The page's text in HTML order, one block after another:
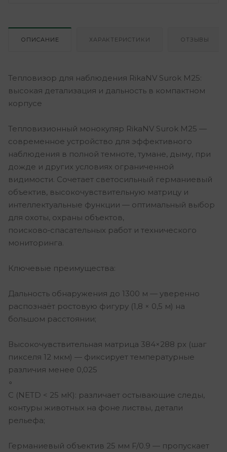
ОПИСАНИЕ ХАРАКТЕРИСТИКИ ОТЗЫВЫ
Тепловизор для наблюдения RikaNV Surok M25:
высокая детализация и дальность в компактном
корпусе
Тепловизионный монокуляр RikaNV Surok M25 —
современное устройство для эффективного
наблюдения в полной темноте, тумане, дыму, при
дожде и других условиях ограниченной
видимости. Сочетает светосильный германиевый
объектив, высокочувствительную матрицу и
интеллектуальные функции — оптимальный выбор
для охоты, охраны объектов,
поисково‑спасательных работ и технического
мониторинга.
Ключевые преимущества:
Дальность обнаружения до 1300 м — уверенно
распознаёт ростовую фигуру (1,8 × 0,5 м) на
большом расстоянии;
Высокочувствительная матрица 384×288 px (шаг
пикселя 12 мкм) — фиксирует температурные
различия менее 0,025
∘
C (NETD < 25 мК): различает остывающие следы,
контуры животных на фоне листвы, детали
рельефа;
Германиевый объектив 25 мм F/0.9 — пропускает